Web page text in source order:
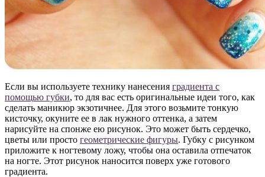
Если вы используете технику нанесения градиента с
помощью губки, то для вас есть оригинальные идеи того, как
сделать маникюр экзотичнее. Для этого возьмите тонкую
кисточку, окуните ее в лак нужного оттенка, а затем
нарисуйте на спонже ею рисунок. Это может быть сердечко,
цветы или просто геометрические фигуры. Губку с рисунком
приложите к ногтевому ложу, чтобы она оставила отпечаток
на ногте. Этот рисунок наносится поверх уже готового
градиента.